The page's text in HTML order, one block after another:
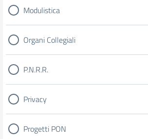
Modulistica
Organi Collegiali
P.N.R.R.
Privacy
Progetti PON